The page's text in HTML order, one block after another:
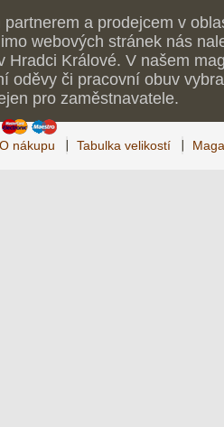
partnerem a prodejcem v
webových stránek nás
Hradci Králové. V našem
oděvy či pracovní obuv
pro zaměstnavatele.
O nákupu Tabulka velikostí